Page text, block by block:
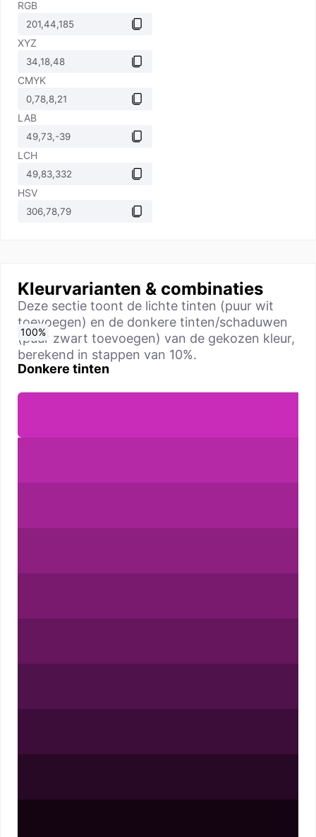
RGB
XYZ
CMYK
LAB
LCH
HSV
Kleurvarianten & combinaties
Deze sectie toont de lichte tinten (puur wit
toevoegen) en de donkere tinten/schaduwen
(puur zwart toevoegen) van de gekozen kleur,
berekend in stappen van 10%.
Donkere tinten
0%
10%
20%
30%
40%
50%
60%
70%
80%
90%
100%